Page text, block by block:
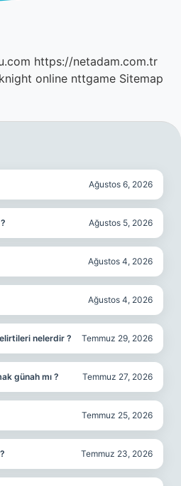
https://netadam.com.tr
knight online nttgame Sitemap
Ağustos 6, 2026
Ağustos 5, 2026
Ağustos 4, 2026
Ağustos 4, 2026
nelerdir ? Temmuz 29, 2026
günah mı ? Temmuz 27, 2026
Temmuz 25, 2026
Temmuz 23, 2026